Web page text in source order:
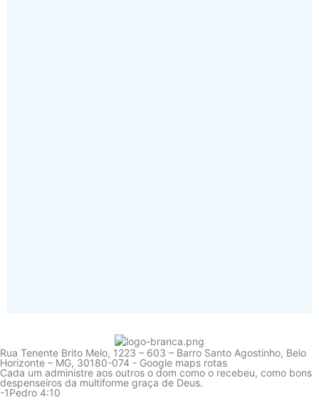
Rua Tenente Brito Melo, 1223 – 603 – Barro Santo Agostinho, Belo
Horizonte – MG, 30180-074 - Google maps rotas
Cada um administre aos outros o dom como o recebeu, como bons
despenseiros da multiforme graça de Deus.
-1Pedro 4:10